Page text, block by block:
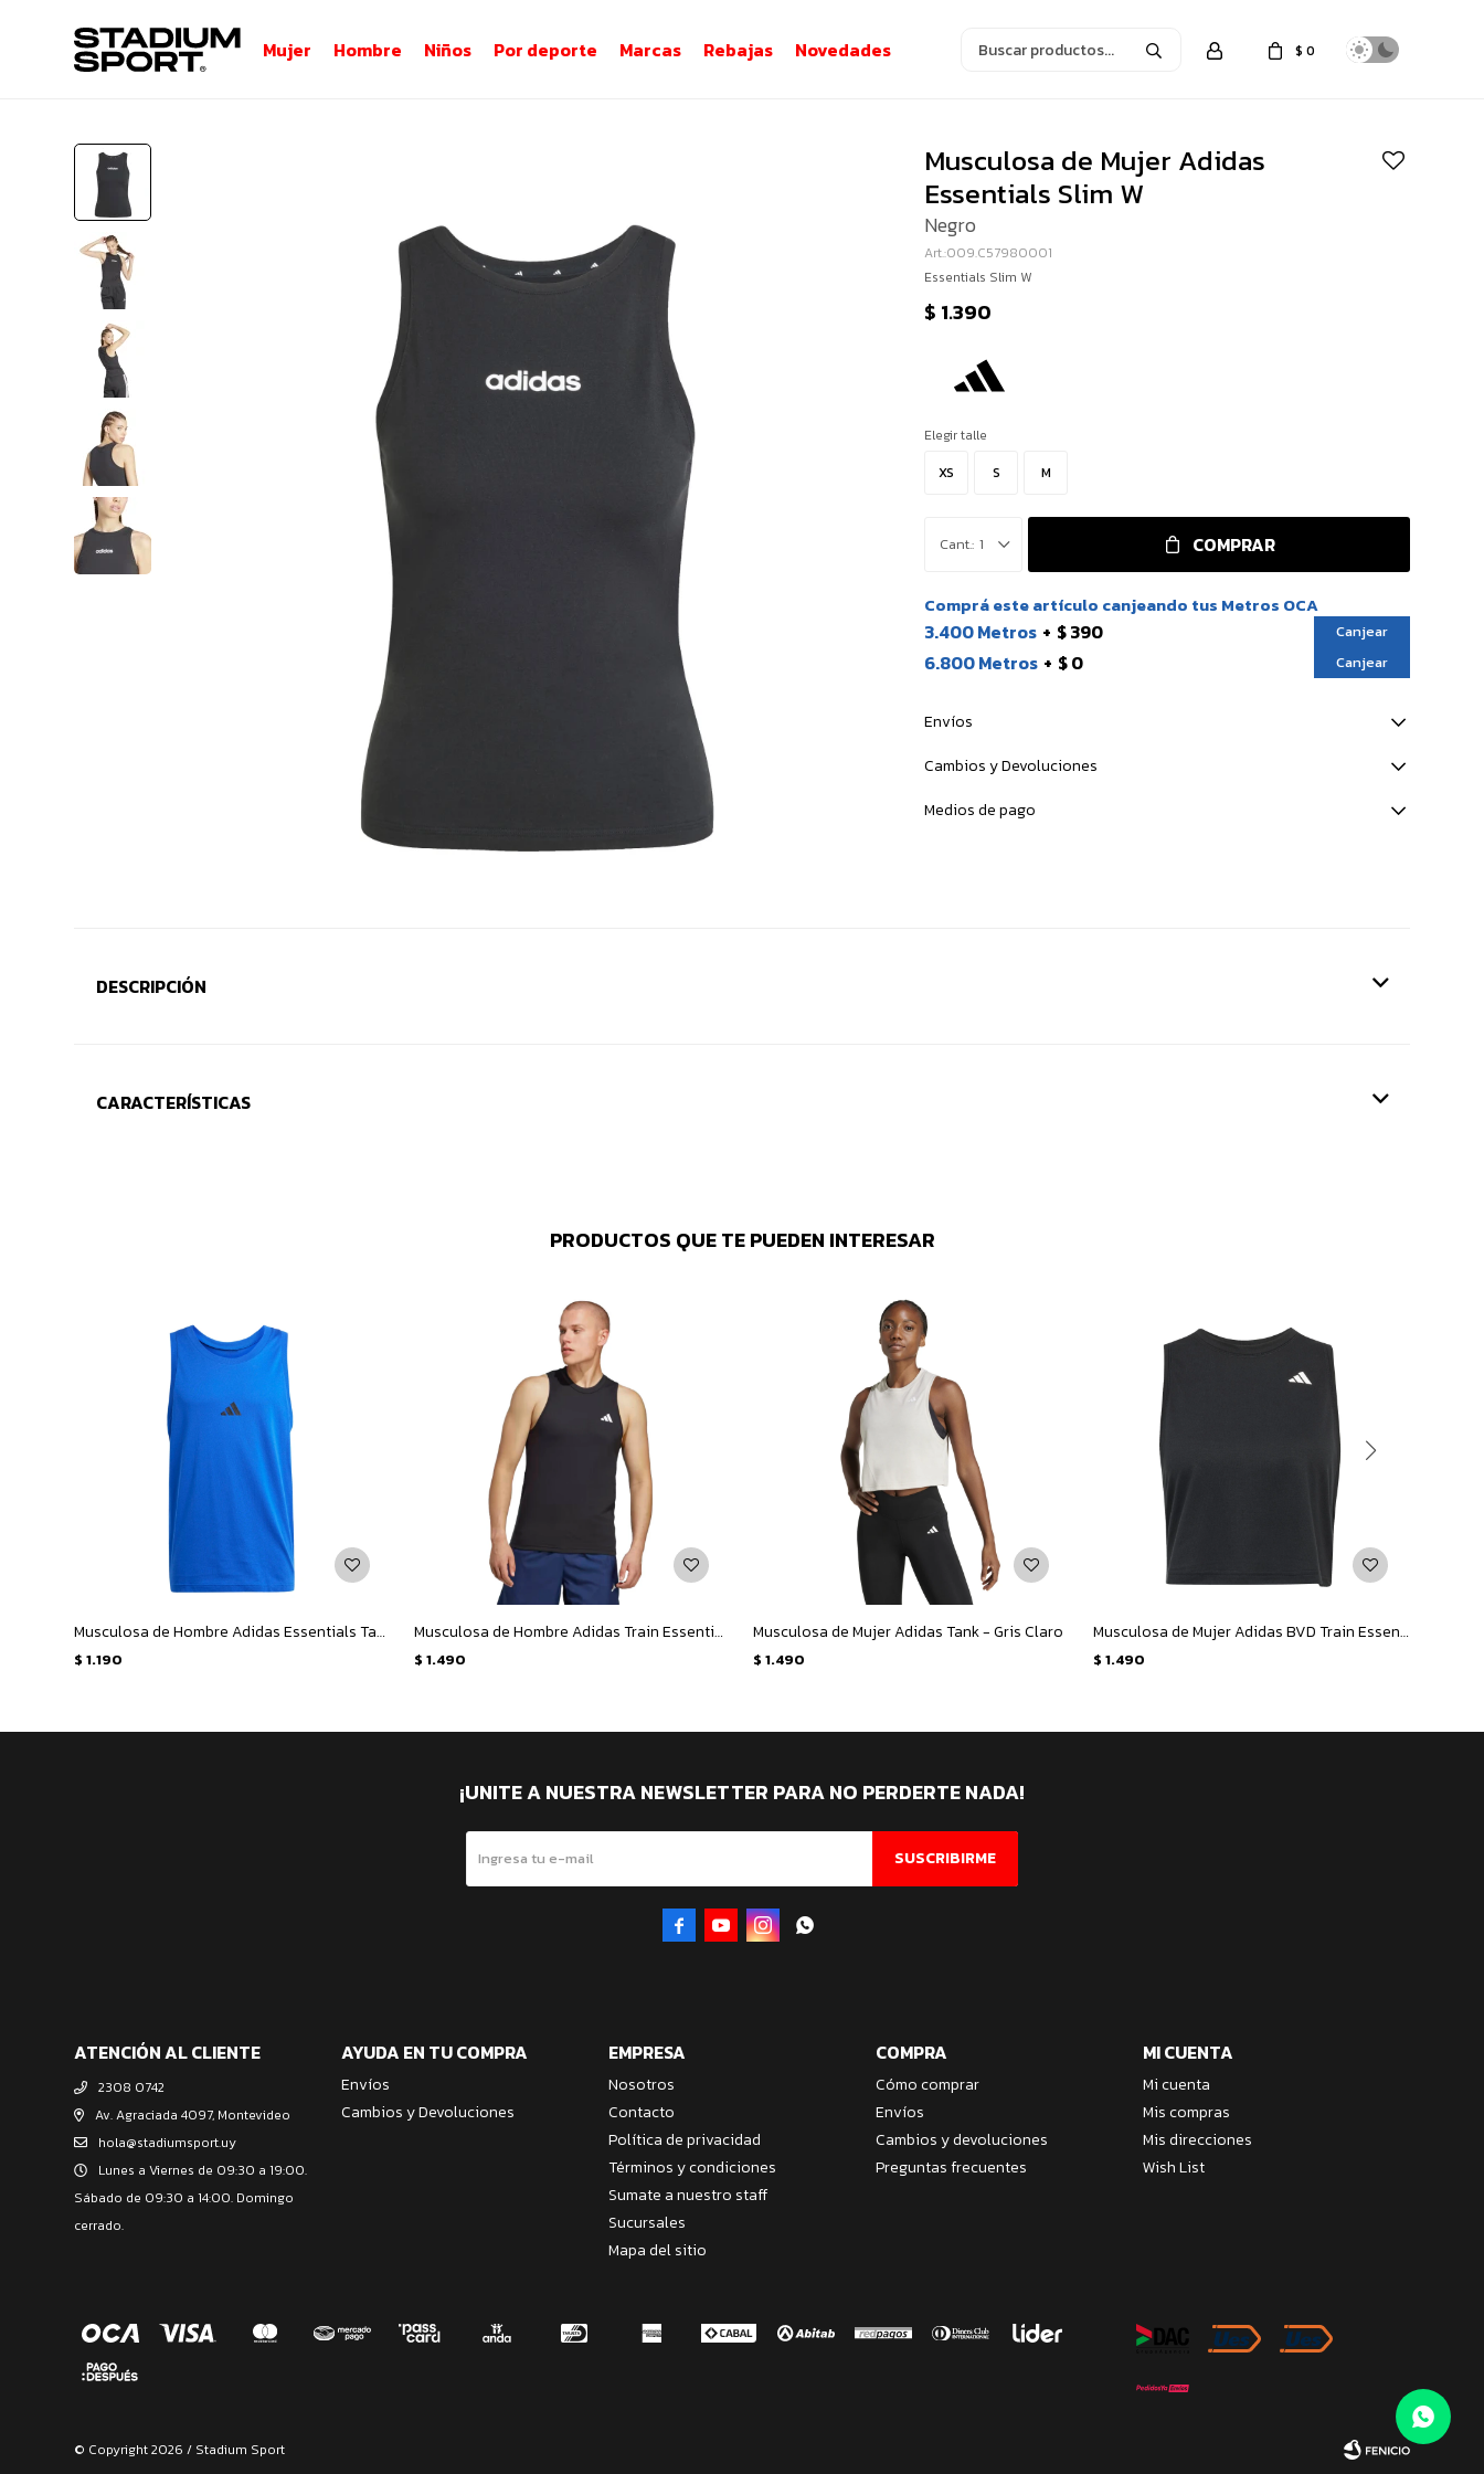
Mujer Hombre Niños Por deporte Marcas Rebajas Novedades $ 0
Musculosa de Mujer Adidas
Essentials Slim W
Negro
009.C57980001
Essentials Slim W
$ 1.390
Elegir talle
XS
S M
1 COMPRAR
Comprá este artículo canjeando tus Metros OCA
3.400 Metros $ 390 Canjear
6.800 Metros $ 0 Canjear
Envíos
Cambios y Devoluciones
Medios de pago
DESCRIPCIÓN
CARACTERÍSTICAS
PRODUCTOS QUE TE PUEDEN INTERESAR
Musculosa de Hombre Adidas Essentials Tank - Azul - Negro
$ 1.190
Musculosa de Hombre Adidas Train Essentials Feelready - Negro - Blanco
$ 1.490
Musculosa de Mujer Adidas Tank - Gris Claro
$ 1.490
Musculosa de Mujer Adidas BVD Train Essentials Boxy Workout - Negro
$ 1.490
ATENCIÓN AL CLIENTE
2308 0742
Av. Agraciada 4097, Montevideo
hola@stadiumsport.uy
Lunes a Viernes de 09:30 a 19:00.
Sábado de 09:30 a 14:00. Domingo
cerrado.
AYUDA EN TU COMPRA
Envíos
Cambios y Devoluciones
EMPRESA
Nosotros
Contacto
Política de privacidad
Términos y condiciones
Sumate a nuestro staff
Sucursales
Mapa del sitio
COMPRA
Cómo comprar
Envíos
Cambios y devoluciones
Preguntas frecuentes
MI CUENTA
Mi cuenta
Mis compras
Mis direcciones
Wish List
¡UNITE A NUESTRA NEWSLETTER PARA NO PERDERTE NADA!
SUSCRIBIRME
   
© Copyright 2026 / Stadium Sport